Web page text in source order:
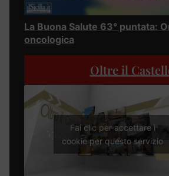
La Buona Salute 63° puntata:
oncologica
Oltre il
Fai clic per accettare i
cookie per questo servizio